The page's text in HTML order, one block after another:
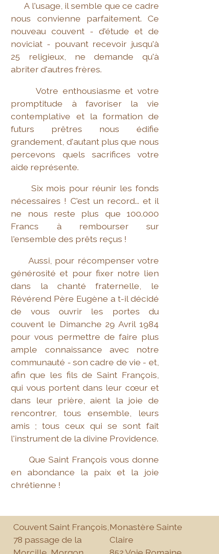
A l'usage, il semble que ce cadre
nous convienne parfaitement. Ce
nouveau couvent - d'étude et de
noviciat - pouvant recevoir jusqu'à
25 religieux, ne demande qu'à
abriter d'autres frères.
Votre enthousiasme et votre
promptitude à favoriser la vie
contemplative et la formation de
futurs prêtres nous édifie
grandement, d'autant plus que nous
percevons quels sacrifices votre
aide représente.
Six mois pour réunir les fonds
nécessaires ! C'est un record... et il
ne nous reste plus que 100.000
Francs à rembourser sur
l'ensemble des prêts reçus !
Aussi, pour récompenser votre
générosité et pour fixer notre lien
dans la chanté fraternelle, le
Révérend Père Eugène a t-il décidé
de vous ouvrir les portes du
couvent le Dimanche 29 Avril 1984
pour vous permettre de faire plus
ample connaissance avec notre
communauté - son cadre de vie - et,
afin que les fils de Saint François,
qui vous portent dans leur cœur et
dans leur prière, aient la joie de
rencontrer, tous ensemble, leurs
amis ; tous ceux qui se sont fait
l'instrument de la divine Providence.
Que Saint François vous donne
en abondance la paix et la joie
chrétienne !
Couvent Saint François,
78 passage de la
Monastère Sainte
Claire